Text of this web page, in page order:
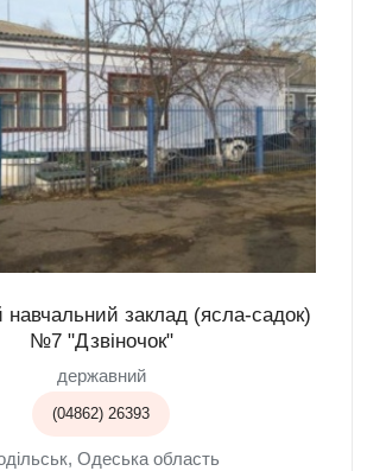
навчальний заклад (ясла-садок)
№7 "Дзвіночок"
державний
(04862) 26393
Одеська область